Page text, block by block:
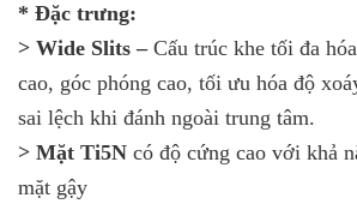
* Đặc trưng:
> Wide Slits – Cấu trúc khe tối đa
cao, góc phóng cao, tối ưu hóa độ
sai lệch khi đánh ngoài trung tâm.
> Mặt Ti5N có độ cứng cao với khả
mặt gậy